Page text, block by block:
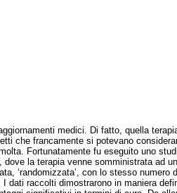
medici. Di fatto, quella
che francamente si potevano
Fortunatamente fu eseguito uno
la terapia venne somministrata ad un
‘randomizzata’, con lo stesso numero
dati raccolti dimostrarono in maniera